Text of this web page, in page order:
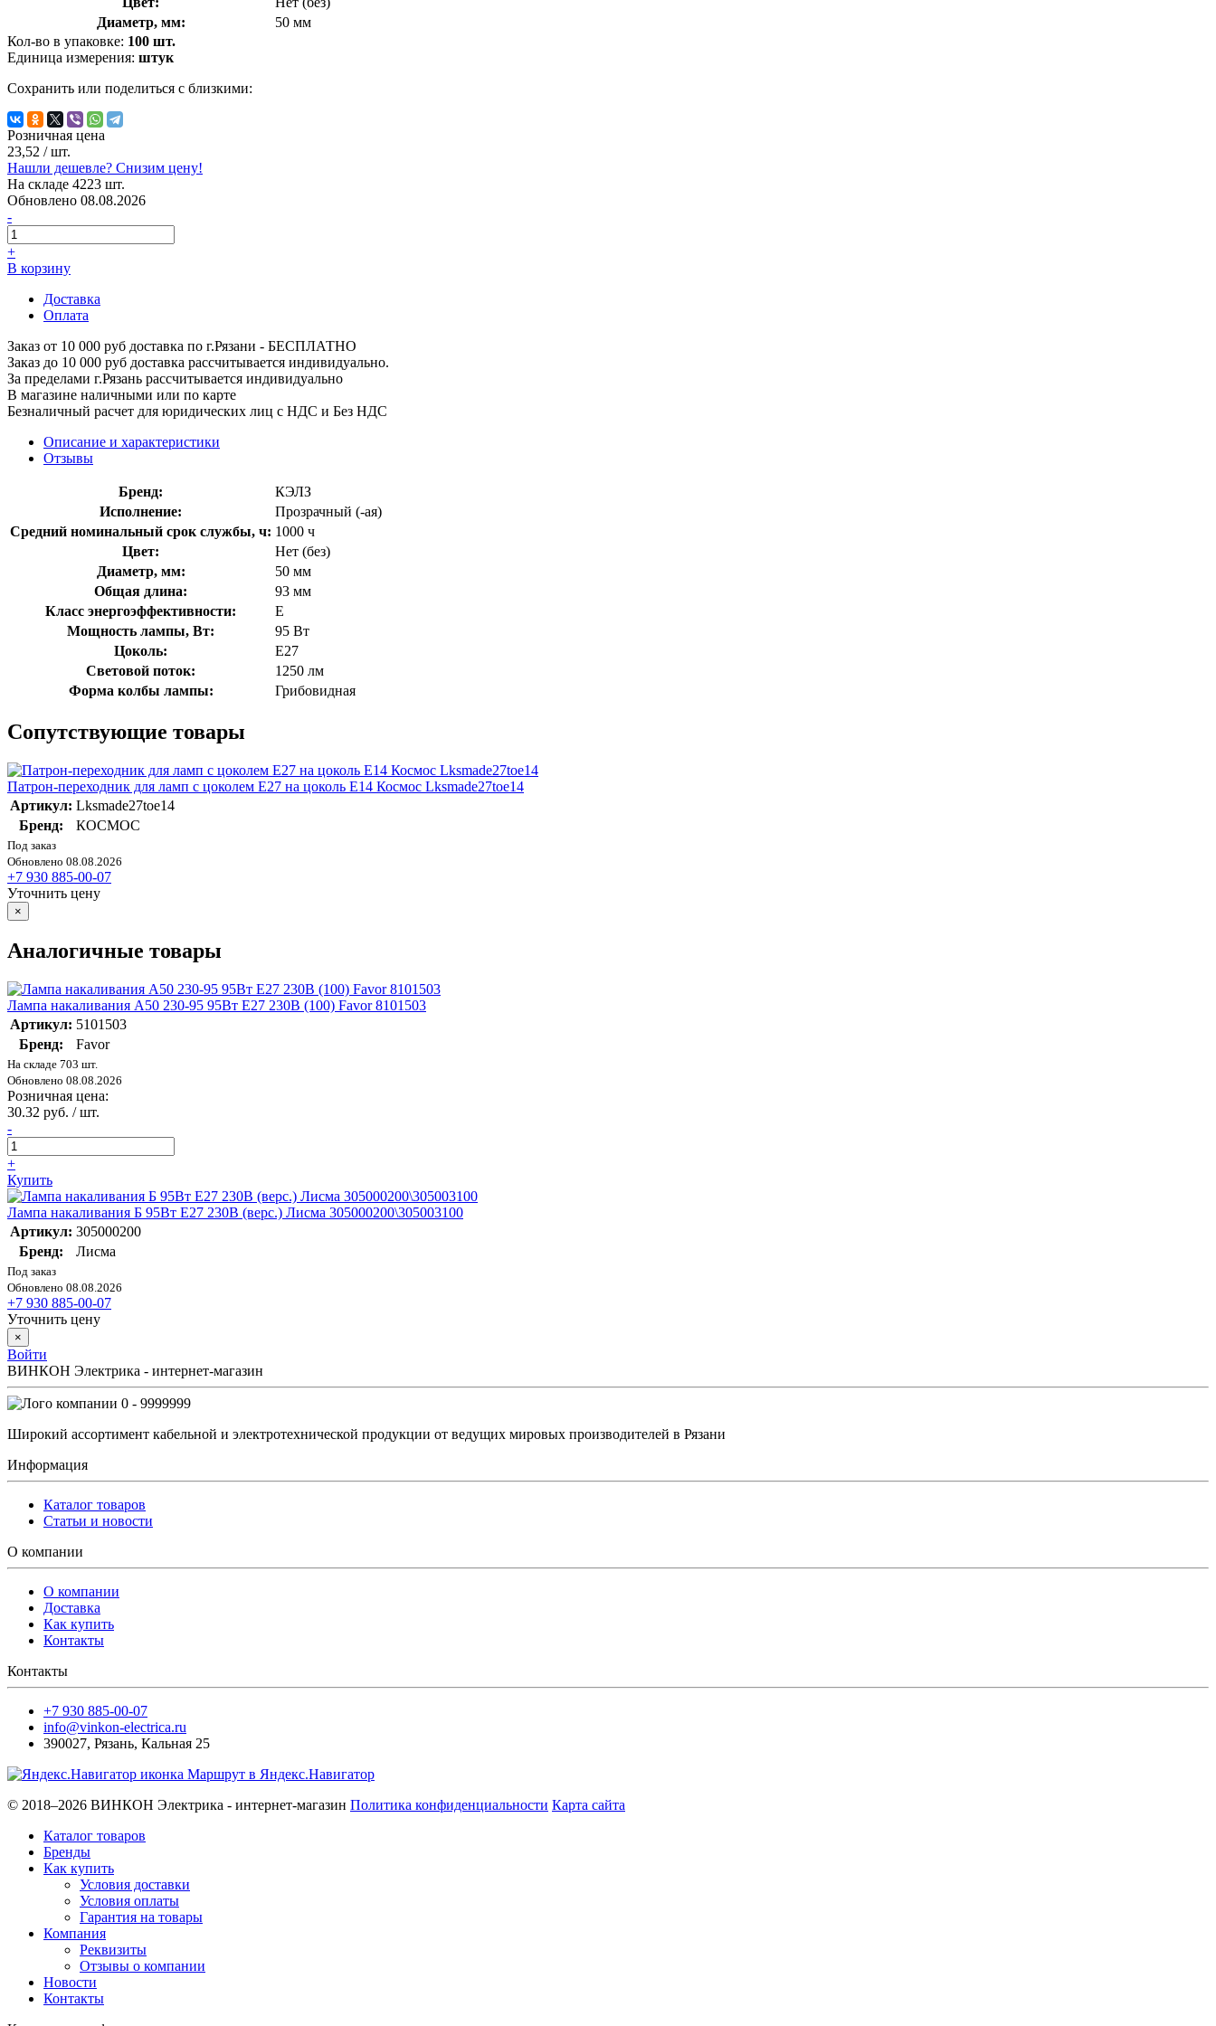
Диаметр, мм:
50 мм
Кол-во в упаковке: 100 шт.
Единица измерения: штук
Сохранить или поделиться с близкими:
Розничная цена
23,52 / шт.
Нашли дешевле? Снизим цену!
На складе 4223 шт.
Обновлено 08.08.2026
-
+
В корзину
Доставка
Оплата
Заказ от 10 000 руб доставка по г.Рязани - БЕСПЛАТНО
Заказ до 10 000 руб доставка рассчитывается индивидуально.
За пределами г.Рязань рассчитывается индивидуально
В магазине наличными или по карте
Безналичный расчет для юридических лиц с НДС и Без НДС
Описание и характеристики
Отзывы
Бренд:
КЭЛЗ
Исполнение:
Прозрачный (-ая)
Средний номинальный срок службы, ч: 1000 ч
Цвет:
Нет (без)
Диаметр, мм:
50 мм
Общая длина:
93 мм
Класс энергоэффективности:
E
Мощность лампы, Вт:
95 Вт
Цоколь:
E27
Световой поток:
1250 лм
Форма колбы лампы:
Грибовидная
Сопутствующие товары
Патрон-переходник для ламп с цоколем E27 на цоколь E14 Космос Lksmade27toe14
Артикул: Lksmade27toe14
Бренд:
КОСМОС
Под заказ
Обновлено 08.08.2026
+7 930 885-00-07
Уточнить цену
×
Аналогичные товары
Лампа накаливания А50 230-95 95Вт E27 230В (100) Favor 8101503
Артикул: 5101503
Бренд:
Favor
На складе 703 шт.
Обновлено 08.08.2026
Розничная цена:
30.32 руб. / шт.
-
+
Купить
Лампа накаливания Б 95Вт E27 230В (верс.) Лисма 305000200\305003100
Артикул: 305000200
Бренд:
Лисма
Под заказ
Обновлено 08.08.2026
+7 930 885-00-07
Уточнить цену
×
Войти
ВИНКОН Электрика - интернет-магазин
0 - 9999999
Широкий ассортимент кабельной и электротехнической продукции от ведущих мировых производителей в Рязани
Информация
Каталог товаров
Статьи и новости
О компании
О компании
Доставка
Как купить
Контакты
Контакты
+7 930 885-00-07
info@vinkon-electrica.ru
390027, Рязань, Кальная 25
Маршрут в Яндекс.Навигатор
© 2018–2026 ВИНКОН Электрика - интернет-магазин Политика конфиденциальности Карта сайта
Каталог товаров
Бренды
Как купить
Условия доставки
Условия оплаты
Гарантия на товары
Компания
Реквизиты
Отзывы о компании
Новости
Контакты